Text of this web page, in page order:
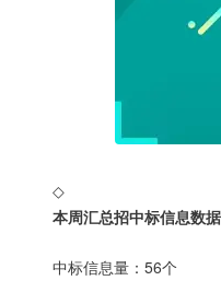
◇
本周汇总招中标信息数据
中标信息量：56个